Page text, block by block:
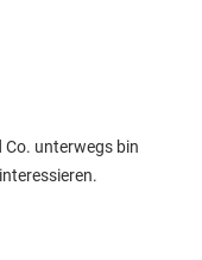
unterwegs bin